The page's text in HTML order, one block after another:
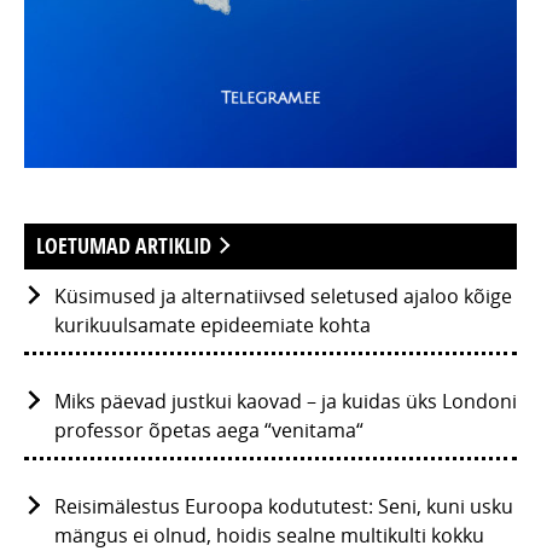
LOETUMAD ARTIKLID
Küsimused ja alternatiivsed seletused ajaloo kõige
kurikuulsamate epideemiate kohta
Miks päevad justkui kaovad – ja kuidas üks Londoni
professor õpetas aega “venitama“
Reisimälestus Euroopa kodututest: Seni, kuni usku
mängus ei olnud, hoidis sealne multikulti kokku